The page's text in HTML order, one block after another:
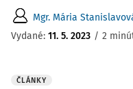
Mgr. Mária
Vydané: 11. 5. 2023 / 2
ČLÁNKY